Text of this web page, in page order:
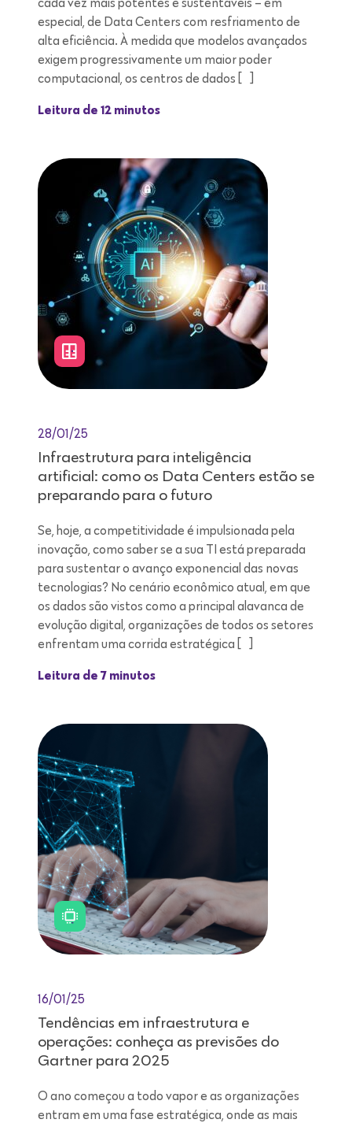
cada vez mais potentes e sustentáveis – em
especial, de Data Centers com resfriamento de
alta eficiência. À medida que modelos avançados
exigem progressivamente um maior poder
computacional, os centros de dados […]
Leitura de 12 minutos
28/01/25
Infraestrutura para inteligência
artificial: como os Data Centers estão se
preparando para o futuro
Se, hoje, a competitividade é impulsionada pela
inovação, como saber se a sua TI está preparada
para sustentar o avanço exponencial das novas
tecnologias? No cenário econômico atual, em que
os dados são vistos como a principal alavanca de
evolução digital, organizações de todos os setores
enfrentam uma corrida estratégica […]
Leitura de 7 minutos
16/01/25
Tendências em infraestrutura e
operações: conheça as previsões do
Gartner para 2025
O ano começou a todo vapor e as organizações
entram em uma fase estratégica, onde as mais